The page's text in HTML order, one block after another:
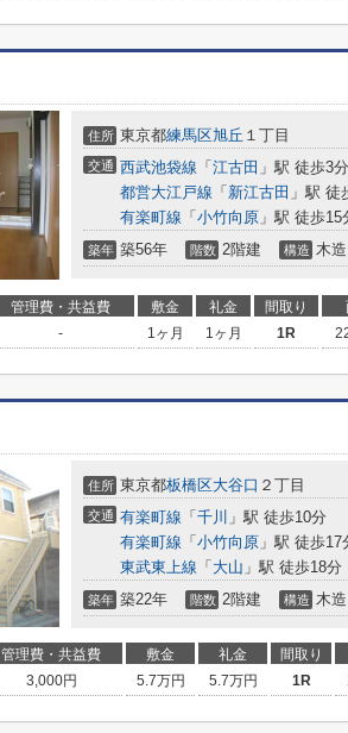
住所 東京都練馬区旭丘 １丁目
交通 西武池袋線 「 江古田 」駅 徒歩3分
都営大江戸線 「 新江古田 」駅 徒
有楽町線 「 小竹向原 」駅 徒歩15
築年 築56年 階数 2階建 構造 木造
管理費・共益費 敷金 礼金 間取り
- 1ヶ月 1ヶ月 1R
住所 東京都板橋区大谷口 ２丁目
交通 有楽町線 「 千川 」駅 徒歩10分
有楽町線 「 小竹向原 」駅 徒歩17
東武東上線 「 大山 」駅 徒歩18分
築年 築22年 階数 2階建 構造 木造
管理費・共益費 敷金 礼金 間取り
3,000円 5.7万円 5.7万円 1R